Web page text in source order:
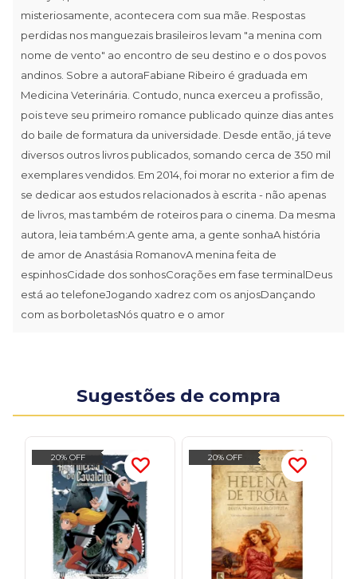
misteriosamente, acontecera com sua mãe. Respostas
perdidas nos manguezais brasileiros levam "a menina com
nome de vento" ao encontro de seu destino e o dos povos
andinos. Sobre a autoraFabiane Ribeiro é graduada em
Medicina Veterinária. Contudo, nunca exerceu a profissão,
pois teve seu primeiro romance publicado quinze dias antes
do baile de formatura da universidade. Desde então, já teve
diversos outros livros publicados, somando cerca de 350 mil
exemplares vendidos. Em 2014, foi morar no exterior a fim de
se dedicar aos estudos relacionados à escrita - não apenas
de livros, mas também de roteiros para o cinema. Da mesma
autora, leia também:A gente ama, a gente sonhaA história
de amor de Anastásia RomanovA menina feita de
espinhosCidade dos sonhosCorações em fase terminalDeus
está ao telefoneJogando xadrez com os anjosDançando
com as borboletasNós quatro e o amor
Sugestões de compra
20% OFF 20% OFF